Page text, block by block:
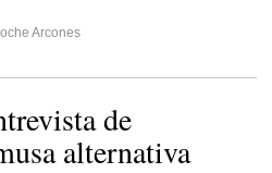
Arcones
de
alternativa